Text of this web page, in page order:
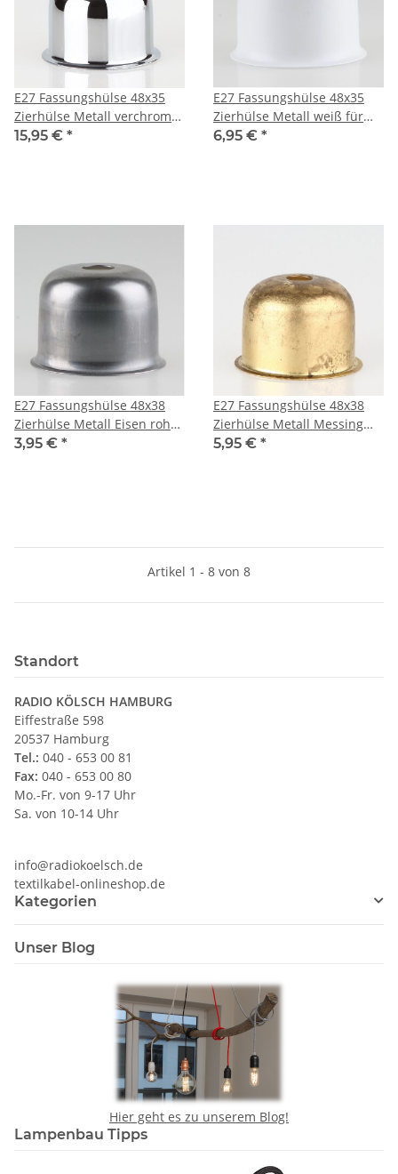
E27 Fassungshülse 48x35
Zierhülse Metall verchromt
für Lampenfassung
15,95 € *
E27 Fassungshülse 48x35
Zierhülse Metall weiß für
Lampenfassung
6,95 € *
E27 Fassungshülse 48x38
Zierhülse Metall Eisen roh
für Lampenfassung
3,95 € *
E27 Fassungshülse 48x38
Zierhülse Metall Messing
roh für Lampenfassung
5,95 € *
Artikel 1 - 8 von 8
Standort
RADIO KÖLSCH HAMBURG
Eiffestraße 598
20537 Hamburg
Tel.: 040 - 653 00 81
Fax: 040 - 653 00 80
Mo.-Fr. von 9-17 Uhr
Sa. von 10-14 Uhr
info@radiokoelsch.de
textilkabel-onlineshop.de
Kategorien
Unser Blog
Hier geht es zu unserem Blog!
Lampenbau Tipps